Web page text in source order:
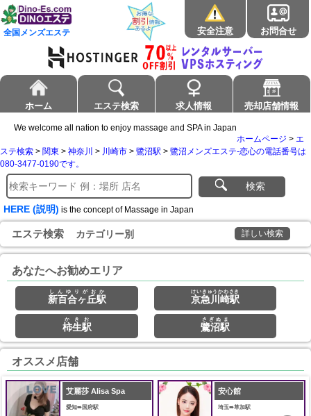
全国メンズエステ 安全注意 お問合せ
ホーム エステ検索 求人情報 売却店舗情報
We welcome all nation to enjoy massage and SPA in Japan
ホームページ > エ
ステ検索 > 関東 > 神奈川 > 川崎市 > 鷺沼駅 > 鷺沼メンズエステ-恋心の電話番号は
080-3477-0190です。
検索
HERE (説明) is the concept of Massage in Japan
エステ検索 カテゴリー別 詳しい検索
あなたへお勧めエリア
新百合ヶ丘駅
しんゆりがおか
京急川崎駅
けいきゅうかわさき
柿生駅
かきお
鷺沼駅
さぎぬま
オススメ店舗
艾麗莎 Alisa Spa
愛知➠国府駅
安心館
埼玉➠草加駅